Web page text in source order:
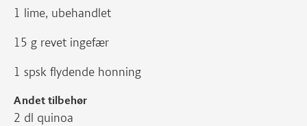
1 lime, ubehandlet
15 g revet ingefær
1 spsk flydende honning
Andet tilbehør
2 dl quinoa